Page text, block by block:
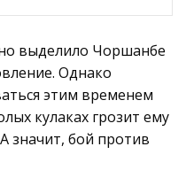
выделило Чоршанбе
Однако
этим временем
кулаках грозит ему
бой против